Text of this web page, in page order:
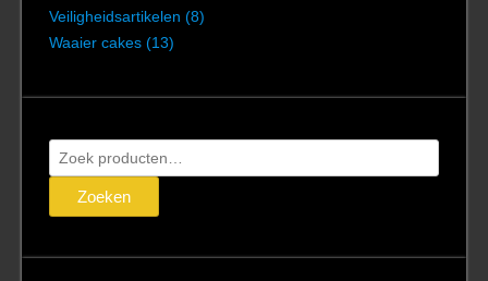
Veiligheidsartikelen (8)
Waaier cakes (13)
Zoeken
naar:
Zoeken